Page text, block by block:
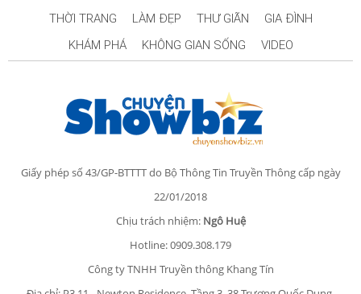
THỜI TRANG
LÀM ĐẸP THƯ GIÃN
GIA ĐÌNH
KHÁM PHÁ
KHÔNG GIAN SỐNG VIDEO
Giấy phép số 43/GP-BTTTT do Bộ Thông Tin Truyền Thông cấp ngày
22/01/2018
Chịu trách nhiệm: Ngô Huệ
Hotline: 0909.308.179
Công ty TNHH Truyền thông Khang Tín